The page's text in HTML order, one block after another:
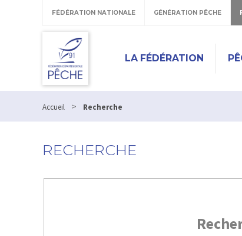
FÉDÉRATION NATIONALE GÉNÉRATION PÊCHE
LA FÉDÉRATION
Accueil > Recherche
RECHERCHE